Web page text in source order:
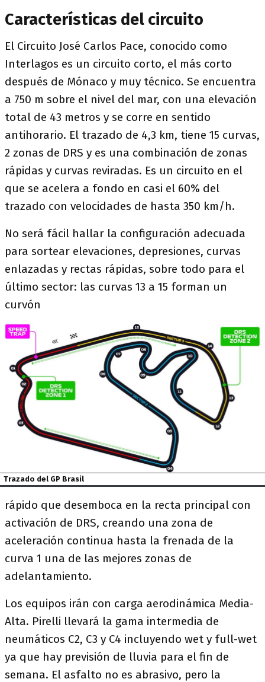
Características del circuito
El Circuito José Carlos Pace, conocido como
Interlagos es un circuito corto, el más corto
después de Mónaco y muy técnico. Se encuentra
a 750 m sobre el nivel del mar, con una elevación
total de 43 metros y se corre en sentido
antihorario. El trazado de 4,3 km, tiene 15 curvas,
2 zonas de DRS y es una combinación de zonas
rápidas y curvas reviradas. Es un circuito en el
que se acelera a fondo en casi el 60% del
trazado con velocidades de hasta 350 km/h.
No será fácil hallar la configuración adecuada
para sortear elevaciones, depresiones, curvas
enlazadas y rectas rápidas, sobre todo para el
último sector: las curvas 13 a 15 forman un
curvón
Trazado del GP Brasil
rápido que desemboca en la recta principal con
activación de DRS, creando una zona de
aceleración continua hasta la frenada de la
curva 1 una de las mejores zonas de
adelantamiento.
Los equipos irán con carga aerodinámica Media-
Alta. Pirelli llevará la gama intermedia de
neumáticos C2, C3 y C4 incluyendo wet y full-wet
ya que hay previsión de lluvia para el fin de
semana. El asfalto no es abrasivo, pero la